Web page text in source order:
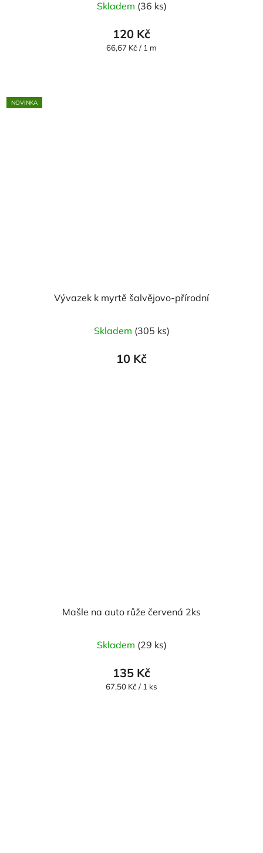
Skladem (36 ks)
120 Kč
Měrná
66,67 Kč / 1 m
NOVINKA
Vývazek k myrtě šalvějovo-přírodní
Skladem (305 ks)
10 Kč
Mašle na auto růže červená 2ks
Skladem (29 ks)
135 Kč
Měrná
67,50 Kč / 1 ks